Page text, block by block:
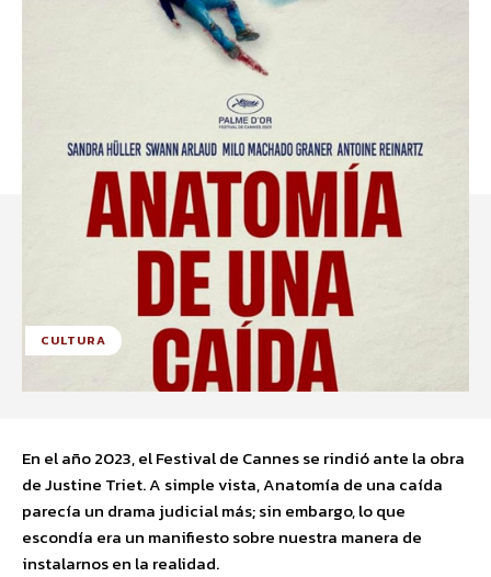
CULTURA
En el año 2023, el Festival de Cannes se rindió ante la obra
de Justine Triet. A simple vista, Anatomía de una caída
parecía un drama judicial más; sin embargo, lo que
escondía era un manifiesto sobre nuestra manera de
instalarnos en la realidad.